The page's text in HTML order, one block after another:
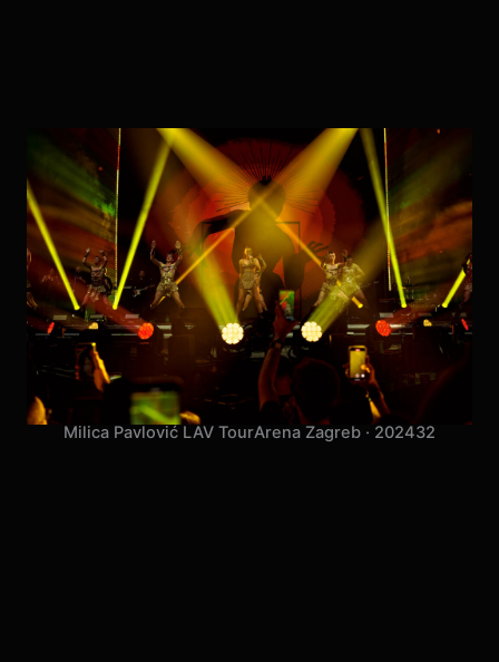
Milica Pavlović LAV TourArena Zagreb · 202432